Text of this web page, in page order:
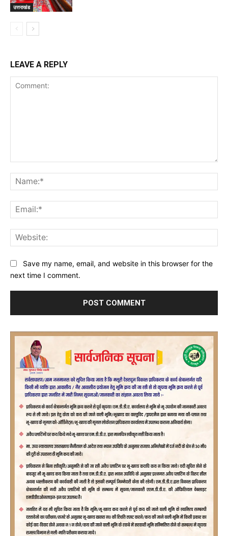
उत्तराखंड
LEAVE A REPLY
Save my name, email, and website in this browser for the
next time I comment.